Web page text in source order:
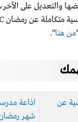
والتعديل على
من هنا“.
عن
اذاعة
شهر